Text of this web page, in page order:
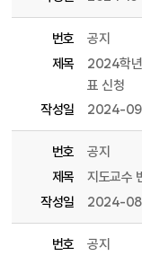
번호
공지
제목
2024학년
표 신청
작성일
2024-
번호
공지
제목
지도교수
작성일
2024-
번호
공지